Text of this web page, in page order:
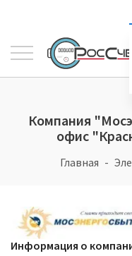
Компания
офис
Главная
Информация о